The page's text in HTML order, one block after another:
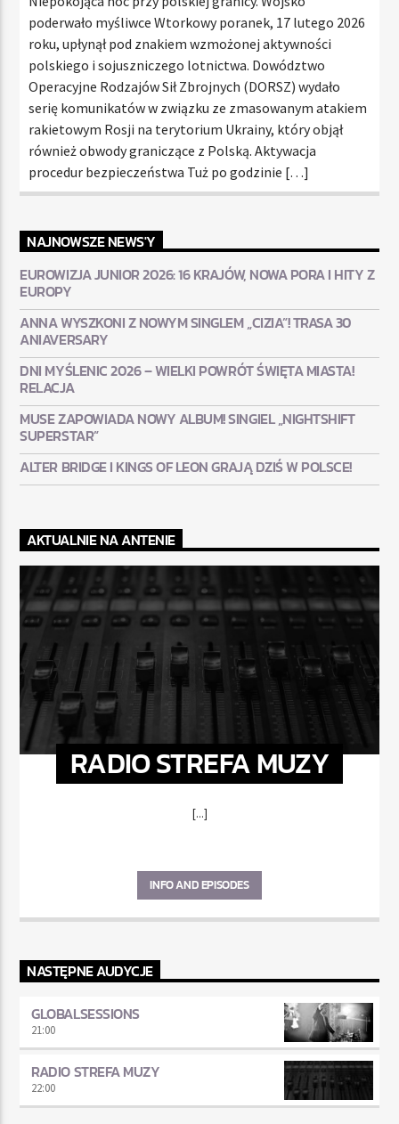
poderwało myśliwce Wtorkowy poranek, 17 lutego 2026
roku, upłynął pod znakiem wzmożonej aktywności
polskiego i sojuszniczego lotnictwa. Dowództwo
Operacyjne Rodzajów Sił Zbrojnych (DORSZ) wydało
serię komunikatów w związku ze zmasowanym atakiem
rakietowym Rosji na terytorium Ukrainy, który objął
również obwody graniczące z Polską. Aktywacja
procedur bezpieczeństwa Tuż po godzinie […]
NAJNOWSZE NEWS'Y
EUROWIZJA JUNIOR 2026: 16 KRAJÓW, NOWA PORA I HITY Z
EUROPY
ANNA WYSZKONI Z NOWYM SINGLEM „CIZIA”! TRASA 30
ANIAVERSARY
DNI MYŚLENIC 2026 – WIELKI POWRÓT ŚWIĘTA MIASTA!
RELACJA
MUSE ZAPOWIADA NOWY ALBUM! SINGIEL „NIGHTSHIFT
SUPERSTAR”
ALTER BRIDGE I KINGS OF LEON GRAJĄ DZIŚ W POLSCE!
AKTUALNIE NA ANTENIE
RADIO STREFA MUZY
[...]
INFO AND EPISODES
NASTĘPNE AUDYCJE
GLOBALSESSIONS
21:00
RADIO STREFA MUZY
22:00